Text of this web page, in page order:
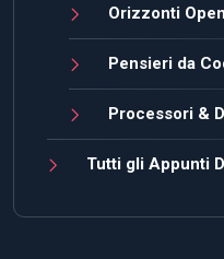
Orizzonti Open
Pensieri da
Processori &
Tutti gli Appunti